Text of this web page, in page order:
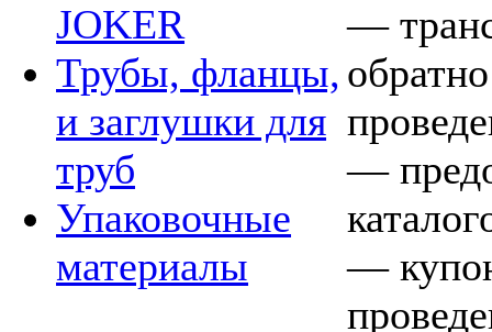
JOKER
Трубы, фланцы,
и заглушки для
труб
Упаковочные
материалы
—
—
—